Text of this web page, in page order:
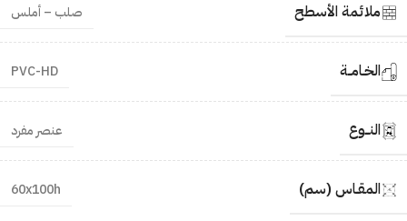
ملائمة الأسطح صلب – أملس
الخـامــة PVC-HD
النــوع عنصر مفرد
المقـاس (سم) 60x100h